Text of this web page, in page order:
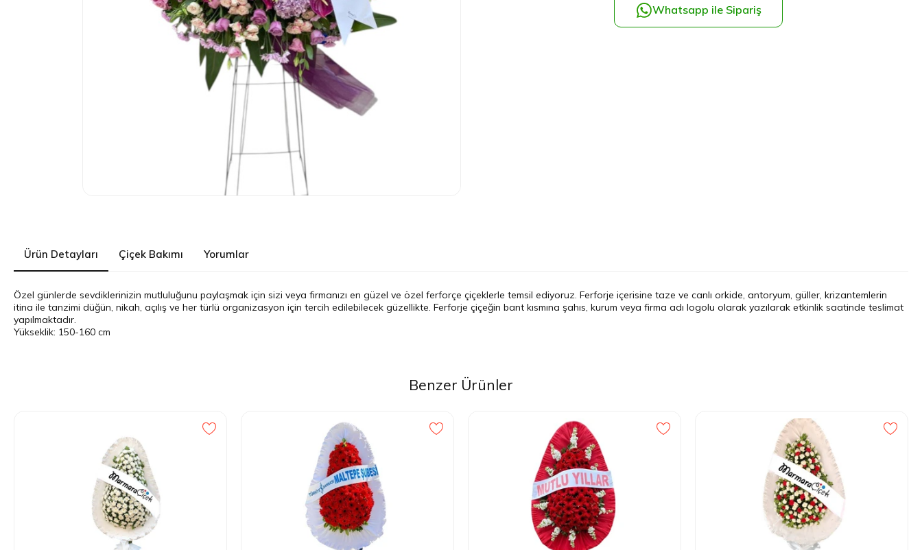
Whatsapp ile Sipariş
Ürün Detayları Çiçek Bakımı Yorumlar
Özel günlerde sevdiklerinizin mutluluğunu paylaşmak için sizi veya firmanızı en güzel ve özel ferforçe çiçeklerle temsil ediyoruz. Ferforje içerisine taze ve canlı orkide, antoryum, güller, krizantemlerin
itina ile tanzimi düğün, nikah, açılış ve her türlü organizasyon için tercih edilebilecek güzellikte. Ferforje çiçeğin bant kısmına şahıs, kurum veya firma adı logolu olarak yazılarak etkinlik saatinde teslimat
yapılmaktadır.
Yükseklik: 150-160 cm
Benzer Ürünler